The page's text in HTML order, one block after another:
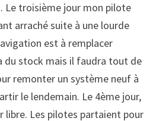
Le troisième jour mon pilote
arraché suite à une lourde
est à remplacer
du stock mais il faudra tout de
remonter un système neuf à
le lendemain. Le 4ème jour,
libre. Les pilotes partaient pour